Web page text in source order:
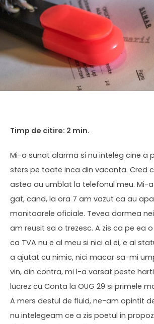
Mi-a sunat alarma si nu inteleg cine a
sters pe toate inca din vacanta. Cred
astea au umblat la telefonul meu. Mi-
gat, cand, la ora 7 am vazut ca au
monitoarele oficiale. Tevea dormea
am reusit sa o trezesc. A zis ca pe ea
ca TVA nu e al meu si nici al ei, e al
a ajutat cu nimic, nici macar sa-mi
vin, din contra, mi l-a varsat peste
lucrez cu Conta la OUG 29 si primele
A mers destul de fluid, ne-am opintit
nu intelegeam ce a zis poetul in